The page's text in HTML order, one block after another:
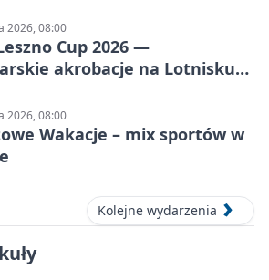
2026, 08:00
Cup 2026 —
akrobacje na Lotnisku
2026, 08:00
Wakacje – mix sportów w
Kolejne wydarzenia